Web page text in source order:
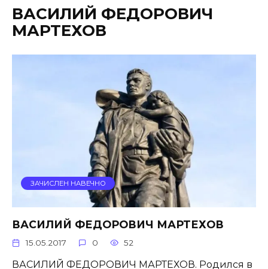
ВАСИЛИЙ ФЕДОРОВИЧ
МАРТЕХОВ
ЗАЧИСЛЕН НАВЕЧНО
ВАСИЛИЙ ФЕДОРОВИЧ МАРТЕХОВ
15.05.2017 0 52
ВАСИЛИЙ ФЕДОРОВИЧ МАРТЕХОВ. Родился в